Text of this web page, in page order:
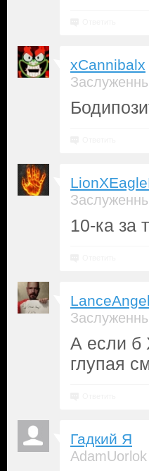
xCannibalx
10-ка за
А если б
глупая
Гадкий Я
AdamUorlok